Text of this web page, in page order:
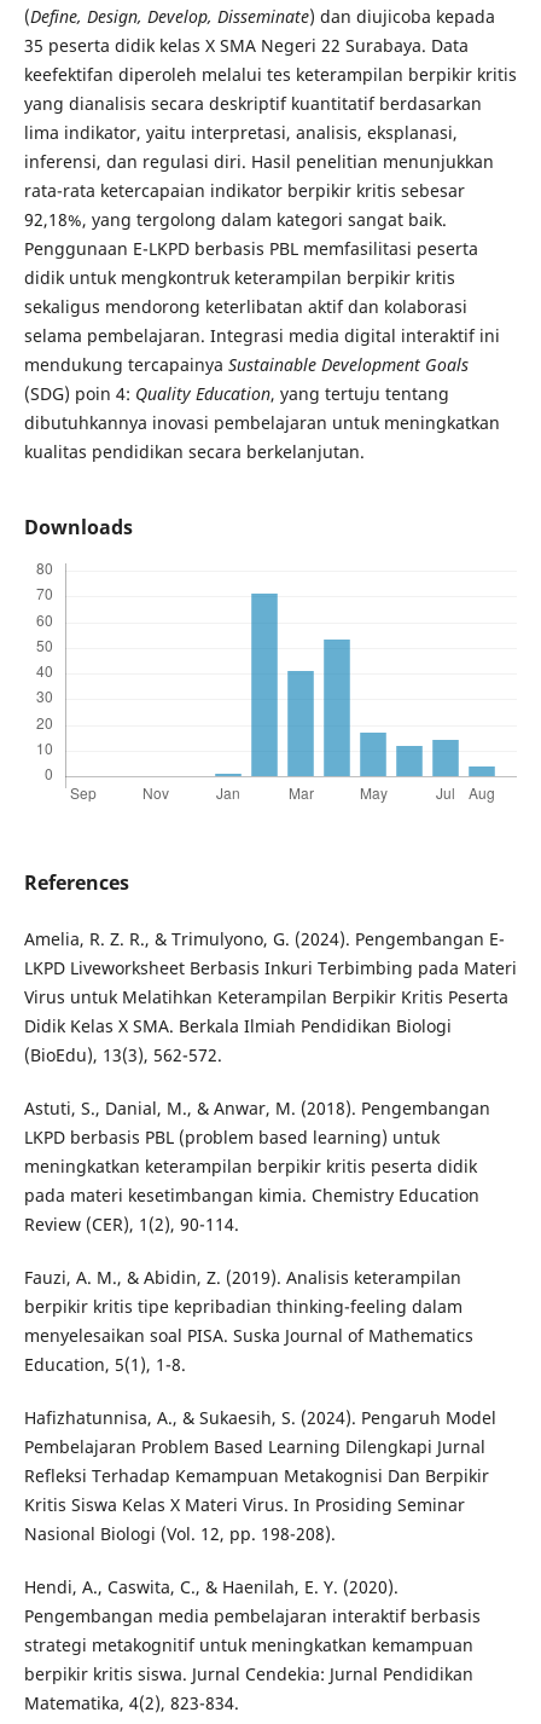
(Define, Design, Develop, Disseminate) dan diujicoba kepada
35 peserta didik kelas X SMA Negeri 22 Surabaya. Data
keefektifan diperoleh melalui tes keterampilan berpikir kritis
yang dianalisis secara deskriptif kuantitatif berdasarkan
lima indikator, yaitu interpretasi, analisis, eksplanasi,
inferensi, dan regulasi diri. Hasil penelitian menunjukkan
rata-rata ketercapaian indikator berpikir kritis sebesar
92,18%, yang tergolong dalam kategori sangat baik.
Penggunaan E-LKPD berbasis PBL memfasilitasi peserta
didik untuk mengkontruk keterampilan berpikir kritis
sekaligus mendorong keterlibatan aktif dan kolaborasi
selama pembelajaran. Integrasi media digital interaktif ini
mendukung tercapainya Sustainable Development Goals
(SDG) poin 4: Quality Education, yang tertuju tentang
dibutuhkannya inovasi pembelajaran untuk meningkatkan
kualitas pendidikan secara berkelanjutan.
Downloads
References
Amelia, R. Z. R., & Trimulyono, G. (2024). Pengembangan E-
LKPD Liveworksheet Berbasis Inkuri Terbimbing pada Materi
Virus untuk Melatihkan Keterampilan Berpikir Kritis Peserta
Didik Kelas X SMA. Berkala Ilmiah Pendidikan Biologi
(BioEdu), 13(3), 562-572.
Astuti, S., Danial, M., & Anwar, M. (2018). Pengembangan
LKPD berbasis PBL (problem based learning) untuk
meningkatkan keterampilan berpikir kritis peserta didik
pada materi kesetimbangan kimia. Chemistry Education
Review (CER), 1(2), 90-114.
Fauzi, A. M., & Abidin, Z. (2019). Analisis keterampilan
berpikir kritis tipe kepribadian thinking-feeling dalam
menyelesaikan soal PISA. Suska Journal of Mathematics
Education, 5(1), 1-8.
Hafizhatunnisa, A., & Sukaesih, S. (2024). Pengaruh Model
Pembelajaran Problem Based Learning Dilengkapi Jurnal
Refleksi Terhadap Kemampuan Metakognisi Dan Berpikir
Kritis Siswa Kelas X Materi Virus. In Prosiding Seminar
Nasional Biologi (Vol. 12, pp. 198-208).
Hendi, A., Caswita, C., & Haenilah, E. Y. (2020).
Pengembangan media pembelajaran interaktif berbasis
strategi metakognitif untuk meningkatkan kemampuan
berpikir kritis siswa. Jurnal Cendekia: Jurnal Pendidikan
Matematika, 4(2), 823-834.